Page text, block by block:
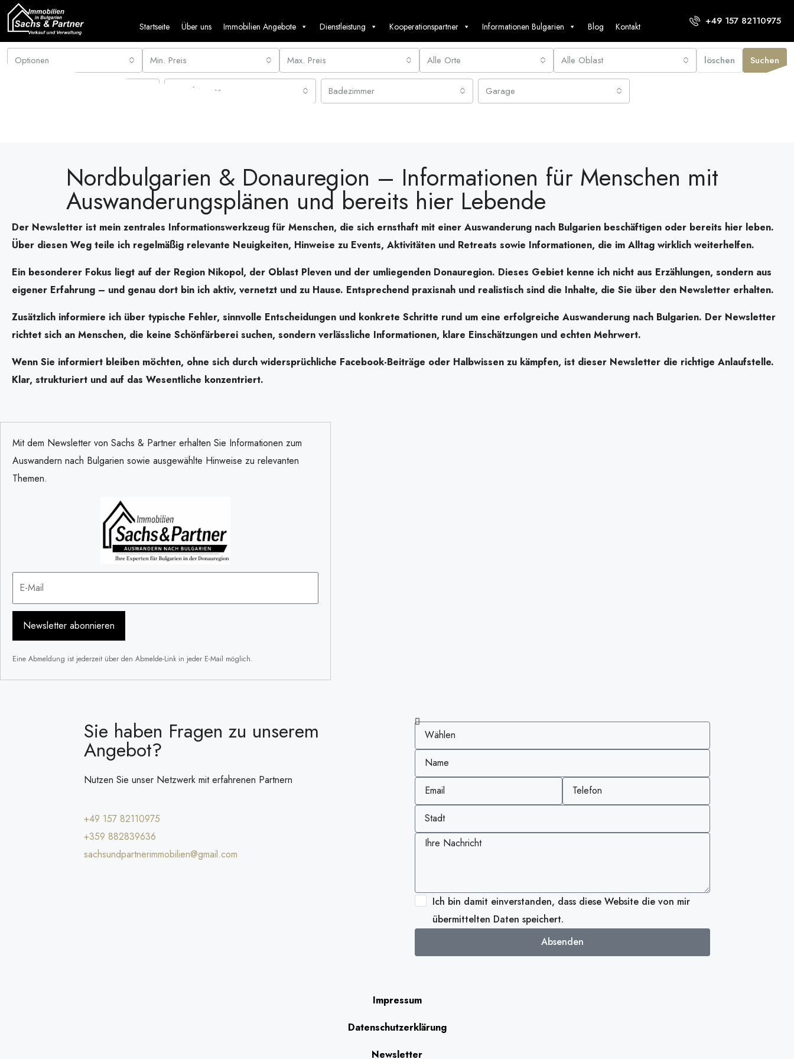
Startseite Über uns Immobilien Angebote Dienstleistung Kooperationspartner Informationen Bulgarien Blog Kontakt +49 157 82110975
Optionen Min. Preis Max. Preis Alle Orte Alle Oblast löschen Suchen
Schlafzimmer Badezimmer Garage
Nordbulgarien & Donauregion – Informationen für Menschen mit
Auswanderungsplänen und bereits hier Lebende
Der Newsletter ist mein zentrales Informationswerkzeug für Menschen, die sich ernsthaft mit einer Auswanderung nach Bulgarien beschäftigen oder bereits hier leben.
Über diesen Weg teile ich regelmäßig relevante Neuigkeiten, Hinweise zu Events, Aktivitäten und Retreats sowie Informationen, die im Alltag wirklich weiterhelfen.
Ein besonderer Fokus liegt auf der Region Nikopol, der Oblast Pleven und der umliegenden Donauregion. Dieses Gebiet kenne ich nicht aus Erzählungen, sondern aus
eigener Erfahrung – und genau dort bin ich aktiv, vernetzt und zu Hause. Entsprechend praxisnah und realistisch sind die Inhalte, die Sie über den Newsletter erhalten.
Zusätzlich informiere ich über typische Fehler, sinnvolle Entscheidungen und konkrete Schritte rund um eine erfolgreiche Auswanderung nach Bulgarien. Der Newsletter
richtet sich an Menschen, die keine Schönfärberei suchen, sondern verlässliche Informationen, klare Einschätzungen und echten Mehrwert.
Wenn Sie informiert bleiben möchten, ohne sich durch widersprüchliche Facebook-Beiträge oder Halbwissen zu kämpfen, ist dieser Newsletter die richtige Anlaufstelle.
Klar, strukturiert und auf das Wesentliche konzentriert.
Mit dem Newsletter von Sachs & Partner erhalten Sie Informationen zum
Auswandern nach Bulgarien sowie ausgewählte Hinweise zu relevanten
Themen.
Newsletter abonnieren
Eine Abmeldung ist jederzeit über den Abmelde-Link in jeder E-Mail möglich.
Sie haben Fragen zu unserem
Angebot?
Nutzen Sie unser Netzwerk mit erfahrenen Partnern
+49 157 82110975
+359 882839636
sachsundpartnerimmobilien@gmail.com
Ich bin damit einverstanden, dass diese Website die von mir
übermittelten Daten speichert.
Absenden
Impressum
Datenschutzerklärung
Newsletter